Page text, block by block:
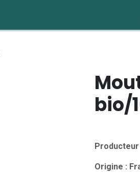
bio/
Producteur
Origine :